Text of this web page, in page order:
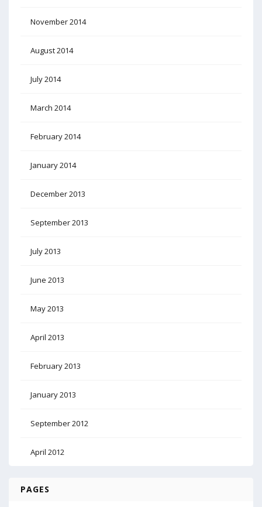
November 2014
August 2014
July 2014
March 2014
February 2014
January 2014
December 2013
September 2013
July 2013
June 2013
May 2013
April 2013
February 2013
January 2013
September 2012
April 2012
PAGES